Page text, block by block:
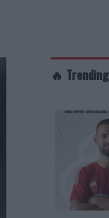
🔥 Trending